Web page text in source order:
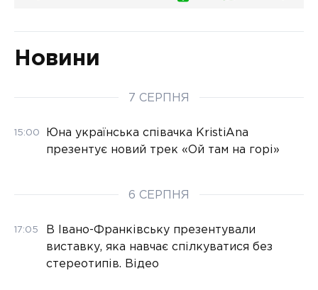
Новини
7 СЕРПНЯ
15:00
Юна українська співачка KristiAna
презентує новий трек «Ой там на горі»
6 СЕРПНЯ
17:05
В Івано-Франківську презентували
виставку, яка навчає спілкуватися без
стереотипів. Відео